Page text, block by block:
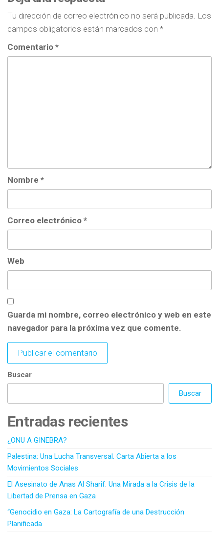
Tu dirección de correo electrónico no será publicada. Los
campos obligatorios están marcados con *
Comentario *
Nombre *
Correo electrónico *
Web
Guarda mi nombre, correo electrónico y web en este
navegador para la próxima vez que comente.
Buscar
Buscar
Entradas recientes
¿ONU A GINEBRA?
Palestina: Una Lucha Transversal. Carta Abierta a los
Movimientos Sociales
El Asesinato de Anas Al Sharif: Una Mirada a la Crisis de la
Libertad de Prensa en Gaza
“Genocidio en Gaza: La Cartografía de una Destrucción
Planificada